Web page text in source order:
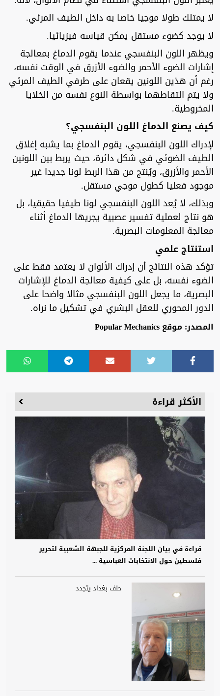
لا يمتلك طولا موجيا خاصا به داخل الطيف المرئي.
لا يوجد كضوء مستقل يمكن قياسه فيزيائيا.
ويظهر اللون البنفسجي عندما يقوم الدماغ بمعالجة
إشارات الضوء الأحمر والضوء الأزرق في الوقت نفسه،
رغم أن هذين اللونين يقعان على طرفي الطيف المرئي
ولا يتم التقاطهما بواسطة النوع نفسه من الخلايا
المخروطية.
كيف يصنع الدماغ اللون البنفسجي؟
لإدراك اللون البنفسجي، يقوم الدماغ بما يشبه إغلاق
الطيف الضوئي في شكل دائرة، حيث يربط بين اللونين
الأحمر والأزرق، ويُنتج من هذا الربط لونا جديدا غير
موجود فعليا كطول موجي مستقل.
وبذلك، لا يُعد اللون البنفسجي لونا طيفيا حقيقيا، بل
هو نتاج لعملية تفسير عصبية يجريها الدماغ أثناء
معالجة المعلومات البصرية.
استنتاج علمي
تؤكد هذه النتائج أن إدراك الألوان لا يعتمد فقط على
الضوء نفسه، بل على كيفية معالجة الدماغ للإشارات
البصرية، ما يجعل اللون البنفسجي مثالا واضحا على
الدور المحوري للعقل البشري في تشكيل ما نراه.
المصدر: موقع Popular Mechanics
الأكثر قراءة
قراءة في بيان اللجنة المركزية للجبهة الشعبية لتحرير
فلسطين حول الانتخابات العباسية ...
حلف بغداد يتجدد